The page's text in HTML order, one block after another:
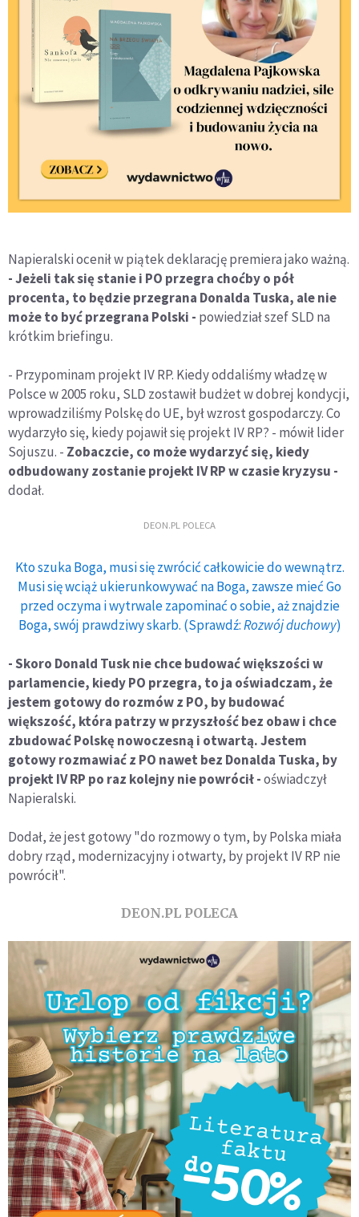
Napieralski ocenił w piątek deklarację premiera jako ważną.
- Jeżeli tak się stanie i PO przegra choćby o pół
procenta, to będzie przegrana Donalda Tuska, ale nie
może to być przegrana Polski - powiedział szef SLD na
krótkim briefingu.
- Przypominam projekt IV RP. Kiedy oddaliśmy władzę w
Polsce w 2005 roku, SLD zostawił budżet w dobrej kondycji,
wprowadziliśmy Polskę do UE, był wzrost gospodarczy. Co
wydarzyło się, kiedy pojawił się projekt IV RP? - mówił lider
Sojuszu. - Zobaczcie, co może wydarzyć się, kiedy
odbudowany zostanie projekt IV RP w czasie kryzysu -
dodał.
DEON.PL POLECA
Kto szuka Boga, musi się zwrócić całkowicie do wewnątrz.
Musi się wciąż ukierunkowywać na Boga, zawsze mieć Go
przed oczyma i wytrwale zapominać o sobie, aż znajdzie
Boga, swój prawdziwy skarb. (Sprawdź:Rozwój duchowy)
- Skoro Donald Tusk nie chce budować większości w
parlamencie, kiedy PO przegra, to ja oświadczam, że
jestem gotowy do rozmów z PO, by budować
większość, która patrzy w przyszłość bez obaw i chce
zbudować Polskę nowoczesną i otwartą. Jestem
gotowy rozmawiać z PO nawet bez Donalda Tuska, by
projekt IV RP po raz kolejny nie powrócił -oświadczył
Napieralski.
Dodał, że jest gotowy "do rozmowy o tym, by Polska miała
dobry rząd, modernizacyjny i otwarty, by projekt IV RP nie
powrócił".
DEON.PL POLECA